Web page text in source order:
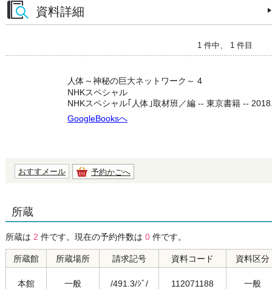
資料詳細
1 件中、 1 件目
人体～神秘の巨大ネットワーク～ 4
NHKスペシャル
NHKスペシャル｢人体｣取材班／編 -- 東京書籍 --
GoogleBooksへ
おすすメール 予約かごへ
所蔵
所蔵は 2 件です。現在の予約件数は 0 件です。
所蔵館 所蔵場所 請求記号 資料コード 資料区分
本館 一般 /491.3/ｼﾞ/ 112071188 一般